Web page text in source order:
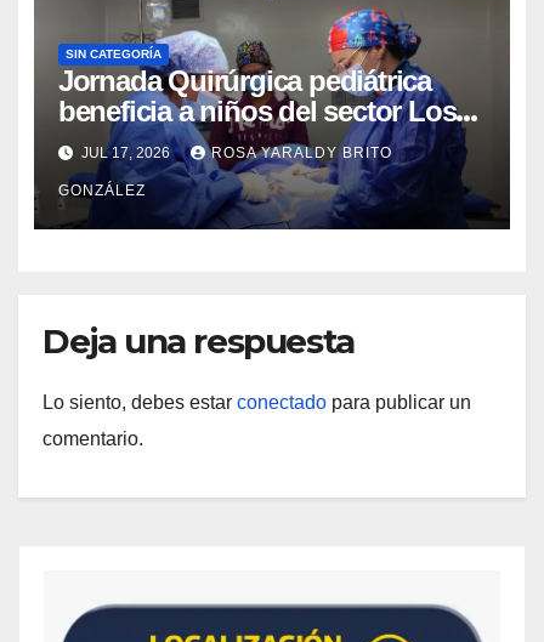
SIN CATEGORÍA
Jornada Quirúrgica pediátrica
beneficia a niños del sector Los
Curos
JUL 17, 2026 ROSA YARALDY BRITO
GONZÁLEZ
Deja una respuesta
Lo siento, debes estar conectado para publicar un
comentario.